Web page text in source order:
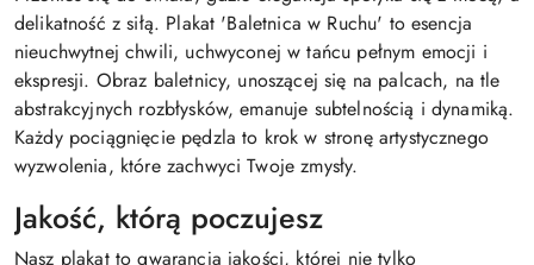
delikatność z siłą. Plakat 'Baletnica w Ruchu' to esencja
nieuchwytnej chwili, uchwyconej w tańcu pełnym emocji i
ekspresji. Obraz baletnicy, unoszącej się na palcach, na tle
abstrakcyjnych rozbłysków, emanuje subtelnością i dynamiką.
Każdy pociągnięcie pędzla to krok w stronę artystycznego
wyzwolenia, które zachwyci Twoje zmysły.
Jakość, którą poczujesz
Nasz plakat to gwarancja jakości, której nie tylko